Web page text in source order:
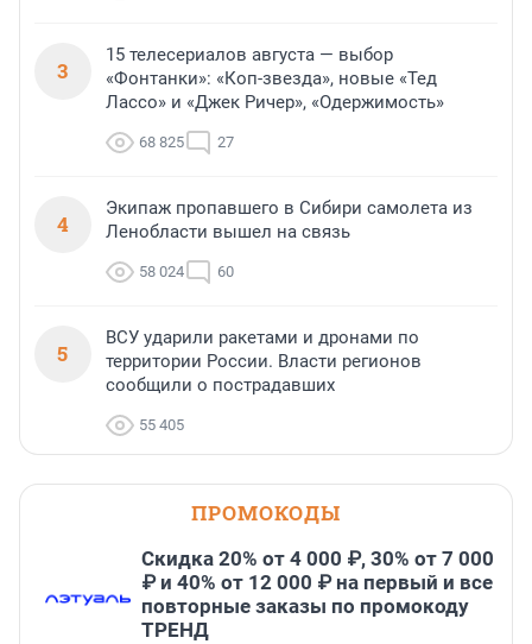
3
15 телесериалов августа — выбор
«Фонтанки»: «Коп-звезда», новые «Тед
Лассо» и «Джек Ричер», «Одержимость»
68 825 27
4
Экипаж пропавшего в Сибири самолета из
Ленобласти вышел на связь
58 024 60
5
ВСУ ударили ракетами и дронами по
территории России. Власти регионов
сообщили о пострадавших
55 405
ПРОМОКОДЫ
Скидка 20% от 4 000 ₽, 30% от 7 000
₽ и 40% от 12 000 ₽ на первый и все
повторные заказы по промокоду
ТРЕНД